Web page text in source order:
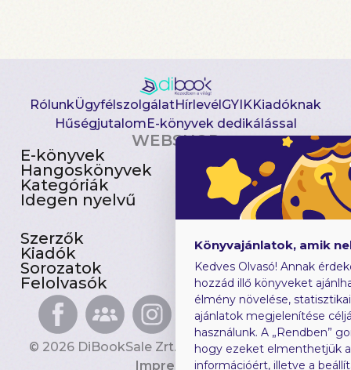
RólunkÜgyfélszolgálatHírlevélGYIKKiadóknak
HűségjutalomE-könyvek dedikálással
WEBSHOP
E-könyvek
Hangoskönyvek
Kategóriák
Idegen nyelvű
Csomagajánlatok
Akciósak
Előjegyezhetők
Újdonságok
Szerzők
Kiadók
Sorozatok
Felolvasók
Gyerekkönyvek
Heti toplista
Ajándékutalvány
Blog
© 2026 DiBookSale Zrt. Minden jog fenntartva.
Impresszum
Könyvajánlatok, amik
Kedves Olvasó! Annak
hozzád illő könyveket
élmény növelése,
ajánlatok megjelenítése
használunk. A „Rendben”
hogy ezeket elmenthetjük
információért, illetve a